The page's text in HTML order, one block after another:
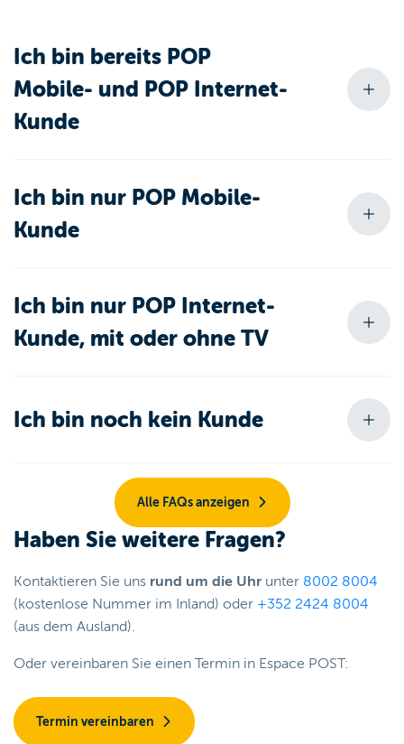
Ich bin bereits POP
Mobile- und POP Internet-
Kunde
Ich bin nur POP Mobile-
Kunde
Ich bin nur POP Internet-
Kunde, mit oder ohne TV
Ich bin noch kein Kunde
Alle FAQs anzeigen
Haben Sie weitere Fragen?
Kontaktieren Sie uns rund um die Uhr unter 8002 8004
(kostenlose Nummer im Inland) oder +352 2424 8004
(aus dem Ausland).
Oder vereinbaren Sie einen Termin in Espace POST:
Termin vereinbaren